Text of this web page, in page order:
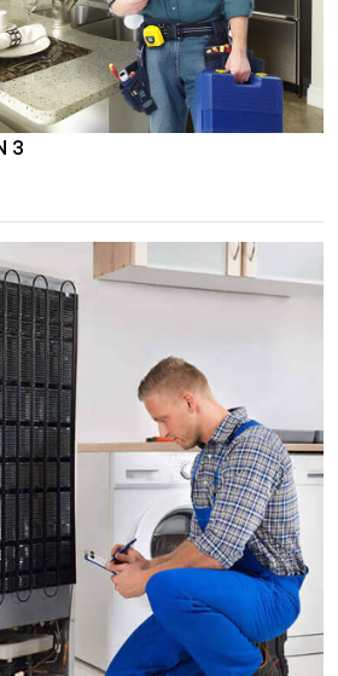
3